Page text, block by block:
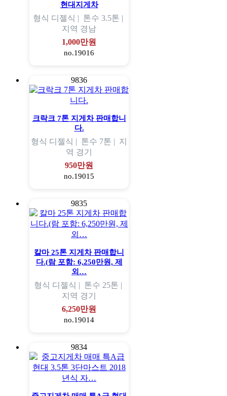
현대지게차
형식 디젤식 | 톤수 3.5톤 |
지역 경남
1,000만원
no.19016
9836
크락크 7톤 지게차 판매합니
다.
형식 디젤식 | 톤수 7톤 | 지
역 경기
950만원
no.19015
9835
칼마 25톤 지게차 판매합니
다.(람 포함: 6,250만원, 제
외…
형식 디젤식 | 톤수 25톤 |
지역 경기
6,250만원
no.19014
9834